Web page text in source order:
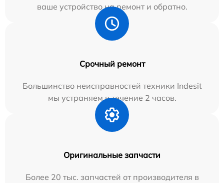
ваше устройство на ремонт и обратно.
Срочный ремонт
Большинство неисправностей техники Indesit
мы устраняем в течение 2 часов.
Оригинальные запчасти
Более 20 тыс. запчастей от производителя в